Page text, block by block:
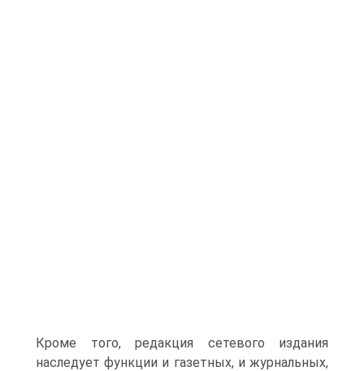
Кроме того, редакция сетевого издания
наследует функ­ции и газетных, и журнальных,